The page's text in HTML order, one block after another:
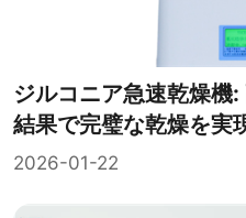
ジルコニア急速乾燥機
結果で完璧な乾燥を実
2026-01-22